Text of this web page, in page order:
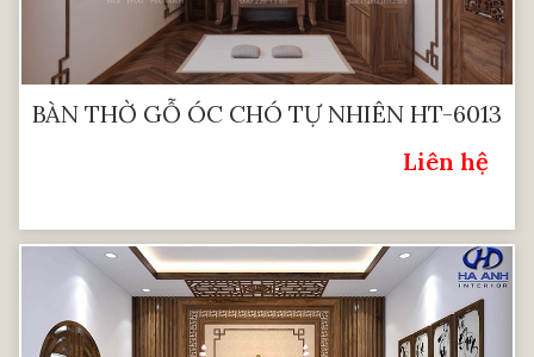
BÀN THỜ GỖ ÓC CHÓ TỰ NHIÊN HT-6013
Liên hệ